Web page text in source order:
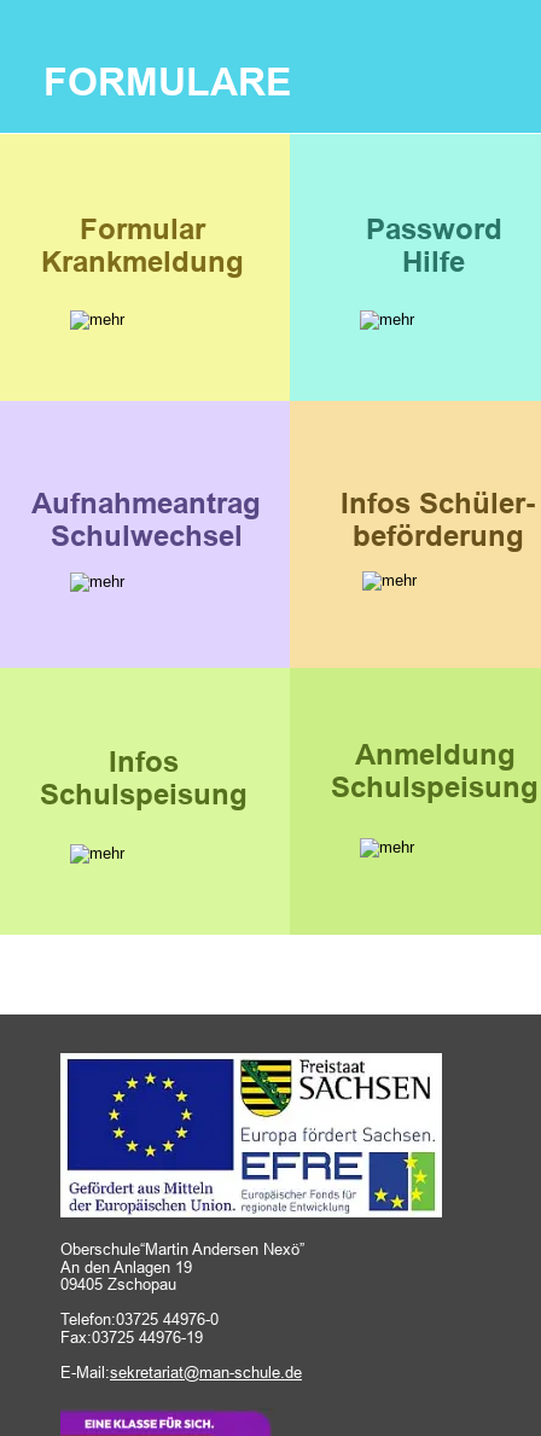
Oberschule“Martin Andersen Nexö”
An den Anlagen 19
09405 Zschopau
Telefon:03725 44976-0
Fax:03725 44976-19
E-Mail:sekretariat@man-schule.de
FORMULARE
Formular
Krankmeldung
Password
Hilfe
Infos
Schulspeisung
Aufnahmeantrag
Schulwechsel
Infos Schüler-
beförderung
Anmeldung
Schulspeisung